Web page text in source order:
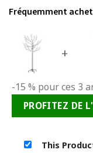
Fréquemment
+
-15 % pour ces 3
PROFITEZ DE
This